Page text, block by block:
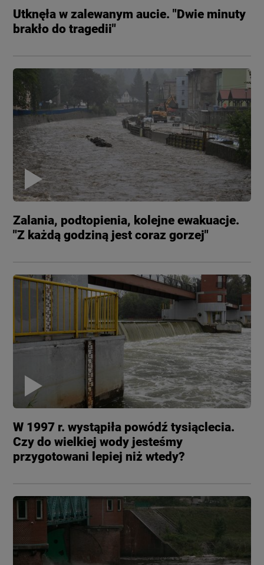
Utknęła w zalewanym aucie. "Dwie minuty
brakło do tragedii"
Zalania, podtopienia, kolejne ewakuacje.
"Z każdą godziną jest coraz gorzej"
W 1997 r. wystąpiła powódź tysiąclecia.
Czy do wielkiej wody jesteśmy
przygotowani lepiej niż wtedy?